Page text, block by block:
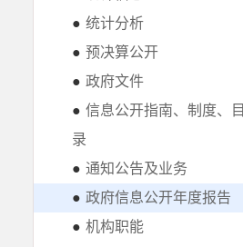
● 统计分析
● 预决算公开
● 政府文件
● 信息公开指南、制度、目
录
● 通知公告及业务
● 政府信息公开年度报告
● 机构职能